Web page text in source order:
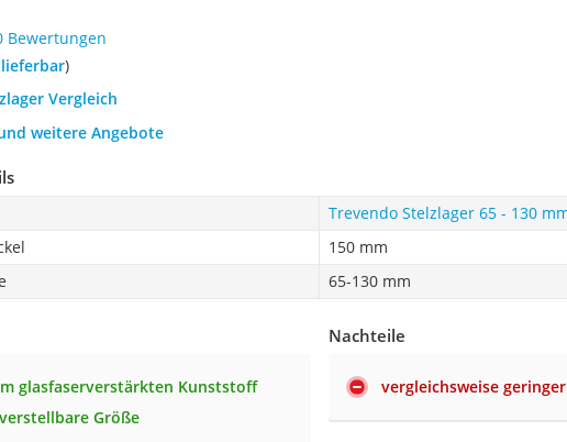
Bewertungen
lieferbar)
Vergleich
weitere Angebote
Trevendo Stelzlager 65 - 130
150 mm
65-130 mm
glasfaserverstärkten Kunststoff
Größe
Nachteile
vergleichsweise